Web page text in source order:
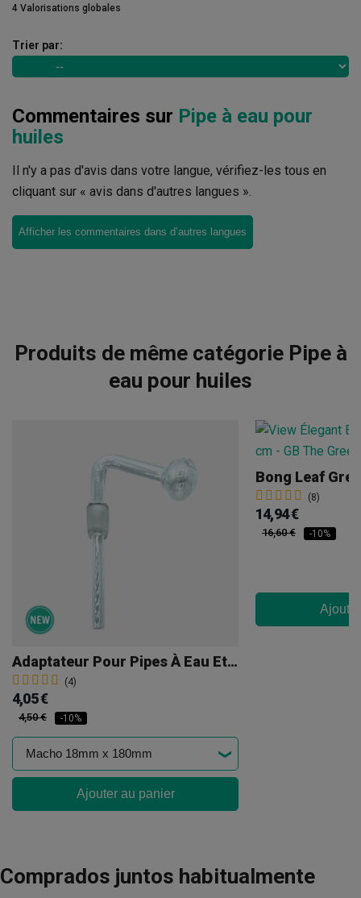
4 Valorisations globales
Trier par:
Commentaires sur Pipe à eau pour
huiles
Il n'y a pas d'avis dans votre langue, vérifiez-les tous en
cliquant sur « avis dans d'autres langues ».
Afficher les commentaires dans d’autres langues
Produits de même catégorie Pipe à
eau pour huiles
Adaptateur Pour Pipes À Eau Et Bangs
(4)
4,05 €
4,50 € -10%
Ajouter au panier
Bong Leaf
(8)
14,94 €
16,60 € -10%
Comprados juntos habitualmente